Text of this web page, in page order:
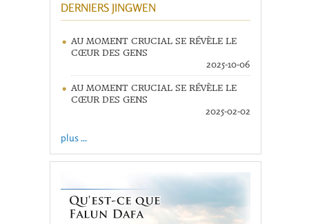
DERNIERS JINGWEN
AU MOMENT CRUCIAL SE RÉVÈLE LE
CŒUR DES GENS
2025-10-06
AU MOMENT CRUCIAL SE RÉVÈLE LE
CŒUR DES GENS
2025-02-02
plus ...